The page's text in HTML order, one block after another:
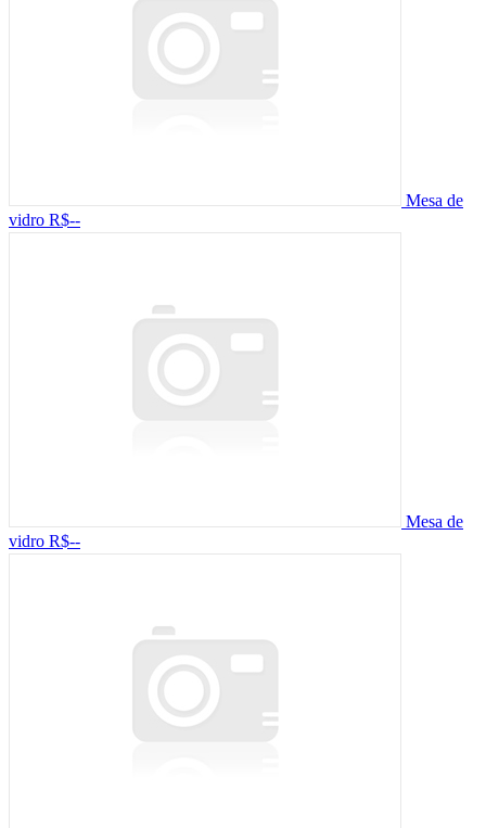
Mesa de
vidro R$--
Mesa de
vidro R$--